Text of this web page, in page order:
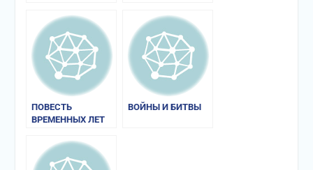
ПОВЕСТЬ
ВРЕМЕННЫХ ЛЕТ
ВОЙНЫ И БИТВЫ